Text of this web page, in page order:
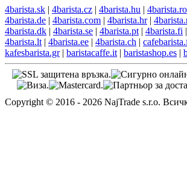
4barista.sk | 4barista.cz | 4barista.hu | 4barista.ro
4barista.de | 4barista.com | 4barista.hr|
4barista.dk | 4barista.se | 4barista.pt | 4barista.fi |
4barista.lt | 4barista.ee | 4barista.ch |
kafesbarista.gr| baristacaffe.it | baristashop.es |
Copyright © 2016 - 2026 NajTrade s.r.o.